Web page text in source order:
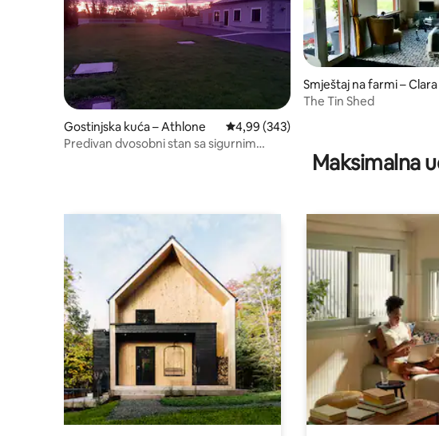
Gostinjska kuća – Athlone Prosječna ocjena: 4,99/5, recenzija: 343
4,99 (343)
Predivan dvosobni stan sa sigurnim
Smještaj na farmi – Clara
The Tin Shed
Maksimalna